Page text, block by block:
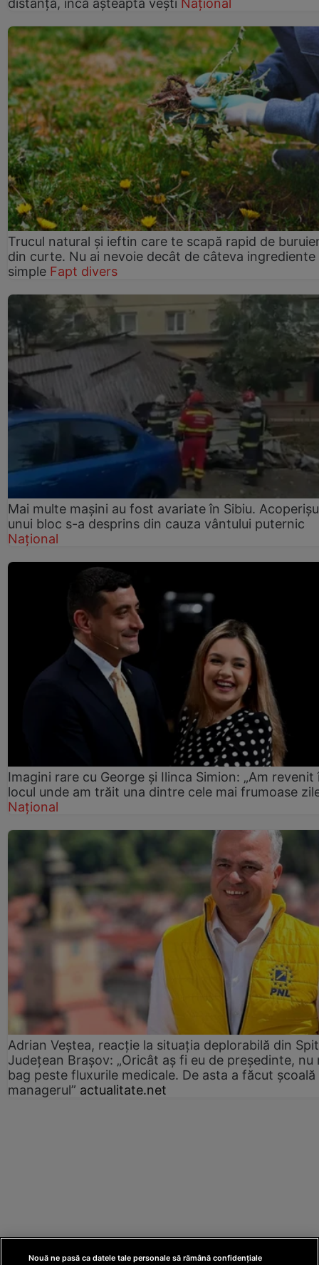
distanță, încă așteaptă vești Național
Trucul natural și ieftin care te scapă rapid de
din curte. Nu ai nevoie decât de câteva ingrediente
simple Fapt divers
Mai multe mașini au fost avariate în Sibiu.
unui bloc s-a desprins din cauza vântului puternic
Național
Imagini rare cu George și Ilinca Simion: „Am revenit
locul unde am trăit una dintre cele mai frumoase
Național
Adrian Veștea, reacție la situația deplorabilă din
Județean Brașov: „Oricât aș fi eu de președinte, nu
bag peste fluxurile medicale. De asta a făcut școală
managerul” actualitate.net
Nouă ne pasă ca datele tale personale să rămână confidențiale